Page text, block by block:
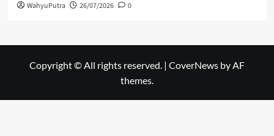
WahyuPutra 26/07/2026 0
Copyright © All rights reserved. | CoverNews by AF
themes.